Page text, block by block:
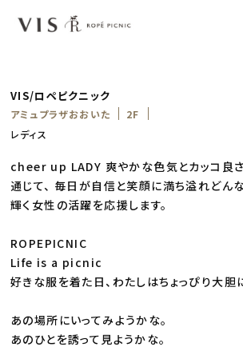
VIS/ロペピクニック
アミュプラザおおいた
2F
レディス
cheer up LADY 爽やかな色気とカッコ良
通じて、 毎日が自信と笑顔に満ち溢れどん
輝く女性の活躍を応援します。
ROPEPICNIC
Life is a picnic
好きな服を着た日、わたしはちょっぴり大胆
あの場所にいってみようかな。
あのひとを誘って見ようかな。